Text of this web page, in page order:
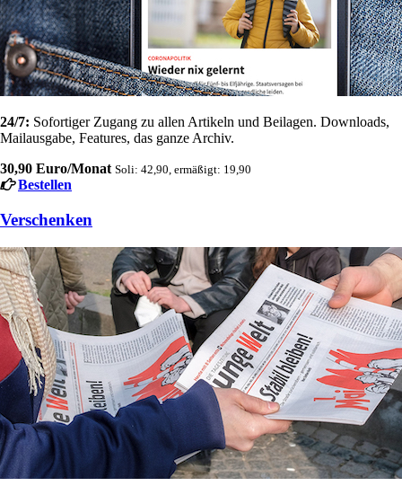
24/7: Sofortiger Zugang zu allen Artikeln und Beilagen. Downloads,
Mailausgabe, Features, das ganze Archiv.
30,90 Euro/Monat Soli: 42,90, ermäßigt: 19,90
Bestellen
Verschenken